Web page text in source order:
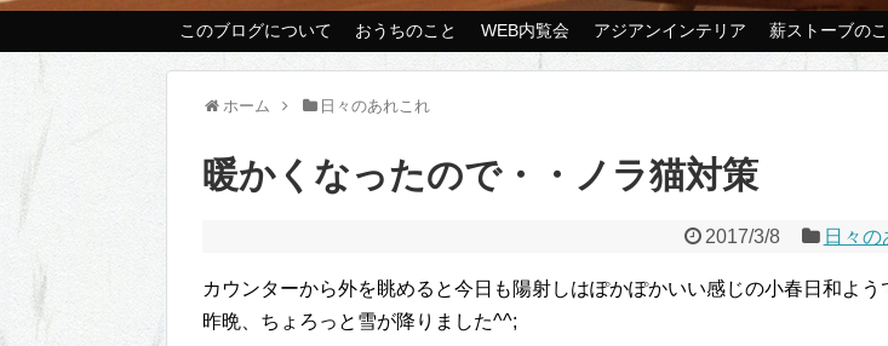
このブログについて おうちのこと WEB内覧会 アジアンインテリア 薪ストーブのこ
ホーム 日々のあれこれ
暖かくなったので・・ノラ猫対策
2017/3/8 日々
カウンターから外を眺めると今日も陽射しはぽかぽかいい感じの小春日和よう
昨晩、ちょろっと雪が降りました^^;